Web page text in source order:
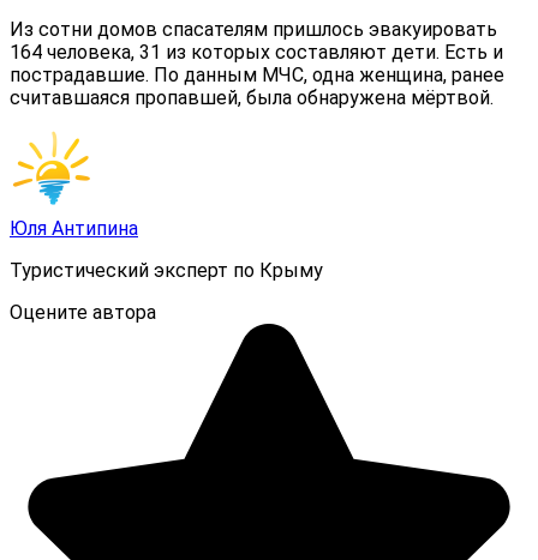
Из сотни домов спасателям пришлось эвакуировать
164 человека, 31 из которых составляют дети. Есть и
пострадавшие. По данным МЧС, одна женщина, ранее
считавшаяся пропавшей, была обнаружена мёртвой.
Юля Антипина
Туристический эксперт по Крыму
Оцените автора